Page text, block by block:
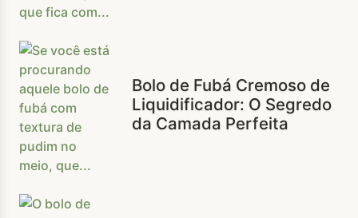
Bolo de Fubá Cremoso de
Liquidificador: O Segredo
da Camada Perfeita